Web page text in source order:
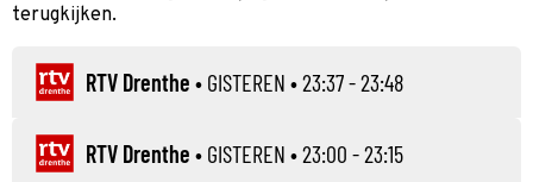
terugkijken.
RTV Drenthe • GISTEREN • 23:37 - 23:48
RTV Drenthe • GISTEREN • 23:00 - 23:15